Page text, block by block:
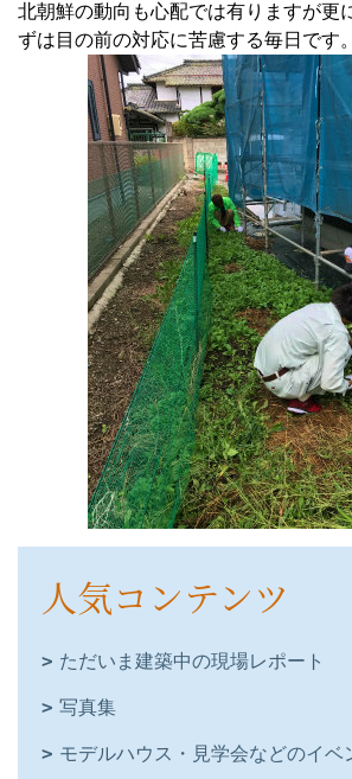
北朝鮮の動向も心配では有りますが更
ずは目の前の対応に苦慮する毎日です。
人気コンテンツ
ただいま建築中の現場レポート
写真集
モデルハウス・見学会などのイベ